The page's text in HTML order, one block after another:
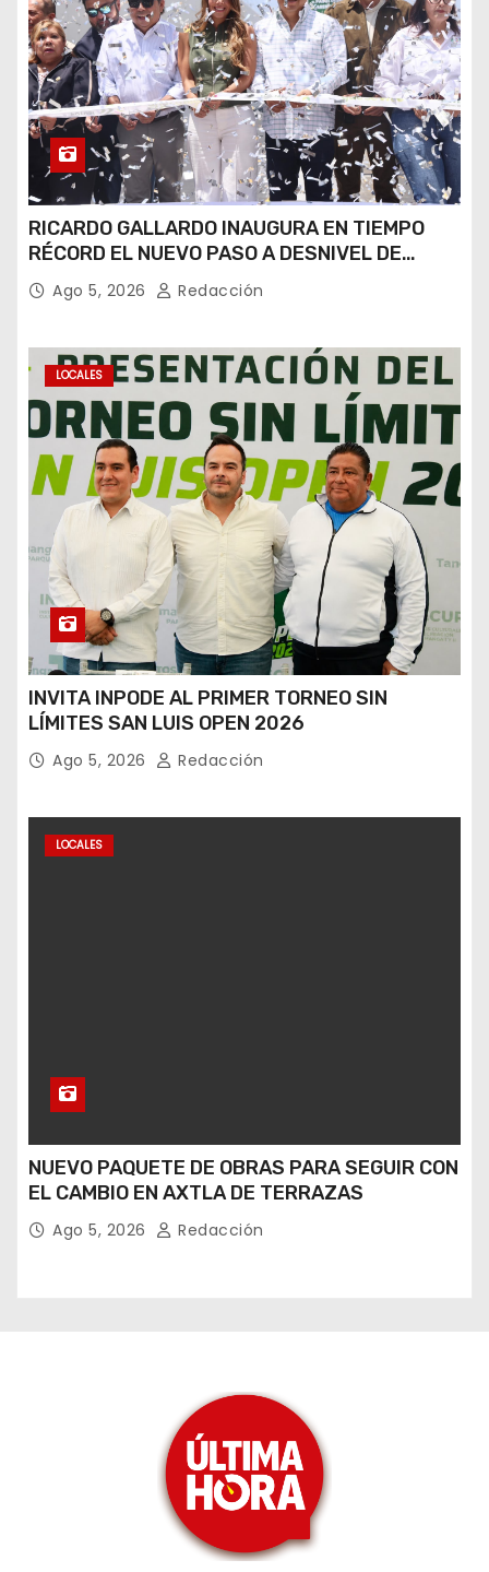
RICARDO GALLARDO INAUGURA EN TIEMPO
RÉCORD EL NUEVO PASO A DESNIVEL DE
CIRCUITO POTOSÍ
Ago 5, 2026 Redacción
LOCALES
INVITA INPODE AL PRIMER TORNEO SIN
LÍMITES SAN LUIS OPEN 2026
Ago 5, 2026 Redacción
LOCALES
NUEVO PAQUETE DE OBRAS PARA SEGUIR CON
EL CAMBIO EN AXTLA DE TERRAZAS
Ago 5, 2026 Redacción